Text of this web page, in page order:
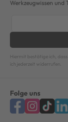
Werkzeugwissen und
Hiermit bestätige ich, dass
ich jederzeit widerrufen.
Folge uns